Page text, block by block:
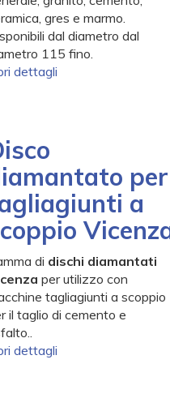
gres e marmo.
dal diametro dal
115 fino.
dettagli
per
a
di dischi diamantati
per utilizzo con
tagliagiunti a scoppio
il taglio di cemento e
dettagli